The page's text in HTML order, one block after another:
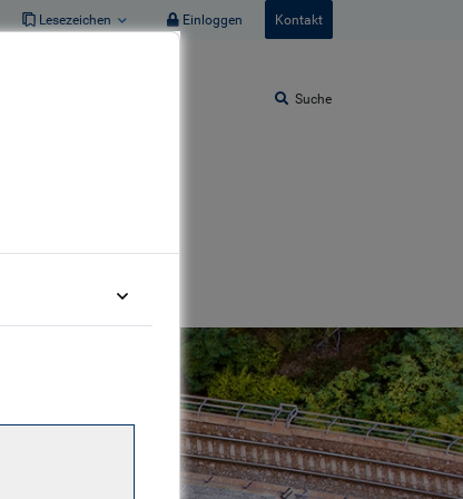
Lesezeichen Einloggen Kontakt
Suche